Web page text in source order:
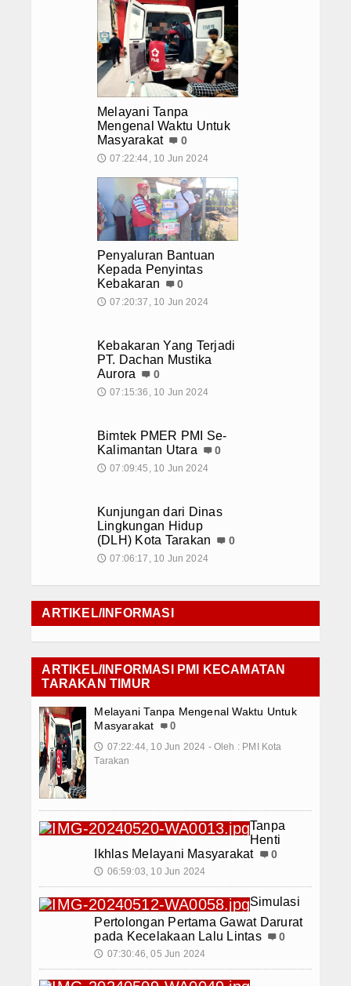
KSR PMI STIMIK PPKIA
Operasi Ramadniya 2019
Donasi Kemanusiaan
Melayani Tanpa
Mengenal Waktu Untuk
Masyarakat
0
🕔 07:22:44, 10 Jun 2024
Penyaluran Bantuan
Kepada Penyintas
Kebakaran
0
🕔 07:20:37, 10 Jun 2024
Kebakaran Yang Terjadi
PT. Dachan Mustika
Aurora
0
🕔 07:15:36, 10 Jun 2024
Bimtek PMER PMI Se-
Kalimantan Utara
0
🕔 07:09:45, 10 Jun 2024
Kunjungan dari Dinas
Lingkungan Hidup
(DLH) Kota Tarakan
0
🕔 07:06:17, 10 Jun 2024
ARTIKEL/INFORMASI
ARTIKEL/INFORMASI PMI KECAMATAN
TARAKAN TIMUR
Melayani Tanpa Mengenal Waktu Untuk
Masyarakat
0
🕔 07:22:44, 10 Jun 2024 - Oleh : PMI Kota
Tarakan
Tanpa
Henti
Ikhlas Melayani Masyarakat
0
🕔 06:59:03, 10 Jun 2024
Simulasi
Pertolongan Pertama Gawat Darurat
pada Kecelakaan Lalu Lintas
0
🕔 07:30:46, 05 Jun 2024